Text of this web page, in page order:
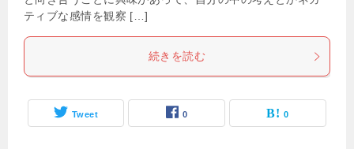
ティブな感情を観察 […]
続きを読む
Tweet 0 0